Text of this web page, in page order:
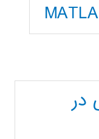
در